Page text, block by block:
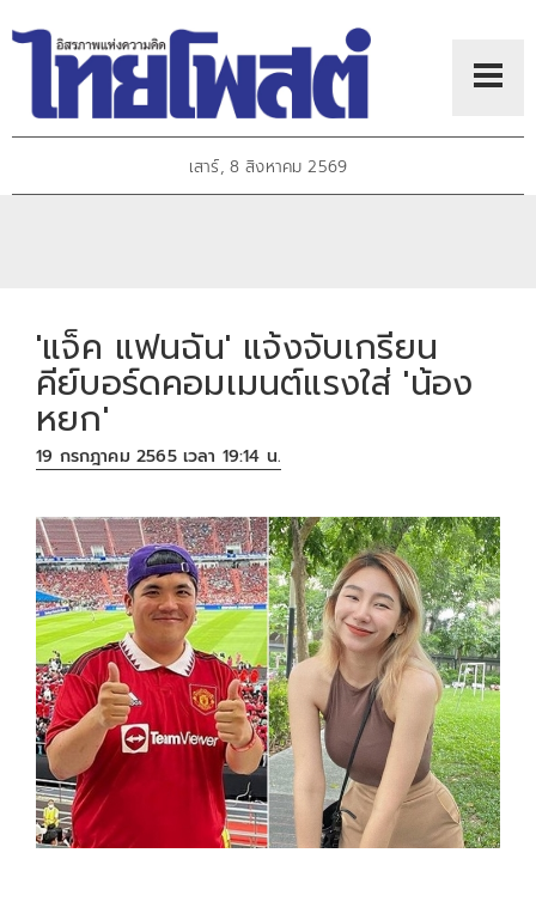
เสาร์, 8 สิงหาคม 2569
'แจ็ค แฟนฉัน' แจ้งจับเกรียน
คีย์บอร์ดคอมเมนต์แรงใส่ 'น้อง
หยก'
19 กรกฎาคม 2565 เวลา 19:14 น.